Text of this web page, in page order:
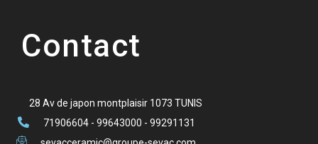
Contact
28 Av de japon montplaisir 1073 TUNIS
71906604 - 99643000 - 99291131